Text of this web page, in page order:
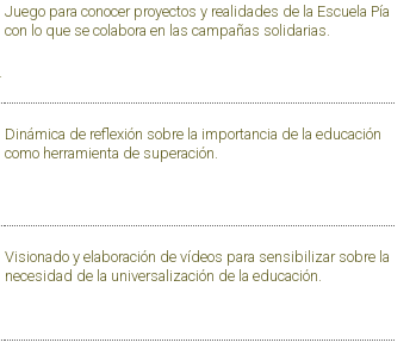
Juego para conocer proyectos y realidades de la Escuela Pía
con lo que se colabora en las campañas solidarias.
Dinámica de reflexión sobre la importancia de la educación
como herramienta de superación.
Visionado y elaboración de vídeos para sensibilizar sobre la
necesidad de la universalización de la educación.